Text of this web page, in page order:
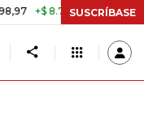
+2,19% TASA
SUSCRÍBASE